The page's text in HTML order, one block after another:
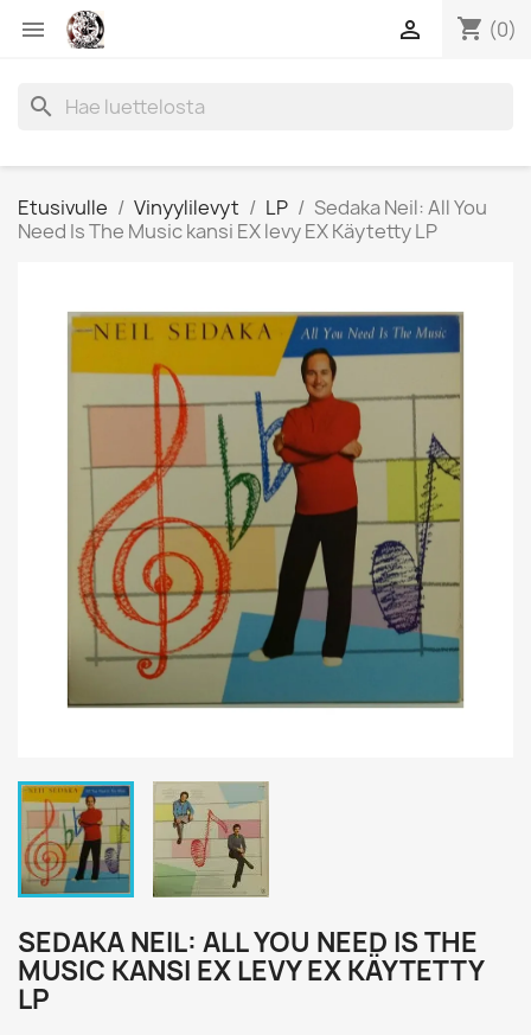
 shopping_cart (0)

search
Etusivulle Vinyylilevyt LP
Sedaka Neil: All You
Need Is The Music kansi EX levy EX Käytetty LP
SEDAKA NEIL: ALL YOU NEED IS THE
MUSIC KANSI EX LEVY EX KÄYTETTY
LP